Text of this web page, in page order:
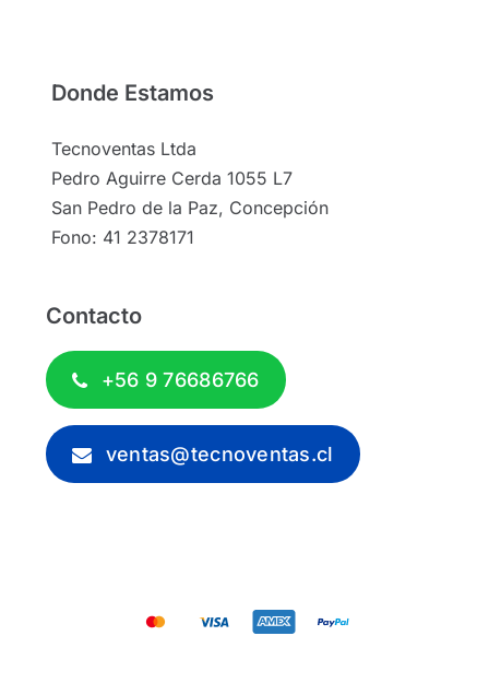
Donde Estamos
Tecnoventas Ltda
Pedro Aguirre Cerda 1055 L7
San Pedro de la Paz, Concepción
Fono: 41 2378171
Contacto
+56 9 76686766
ventas@tecnoventas.cl